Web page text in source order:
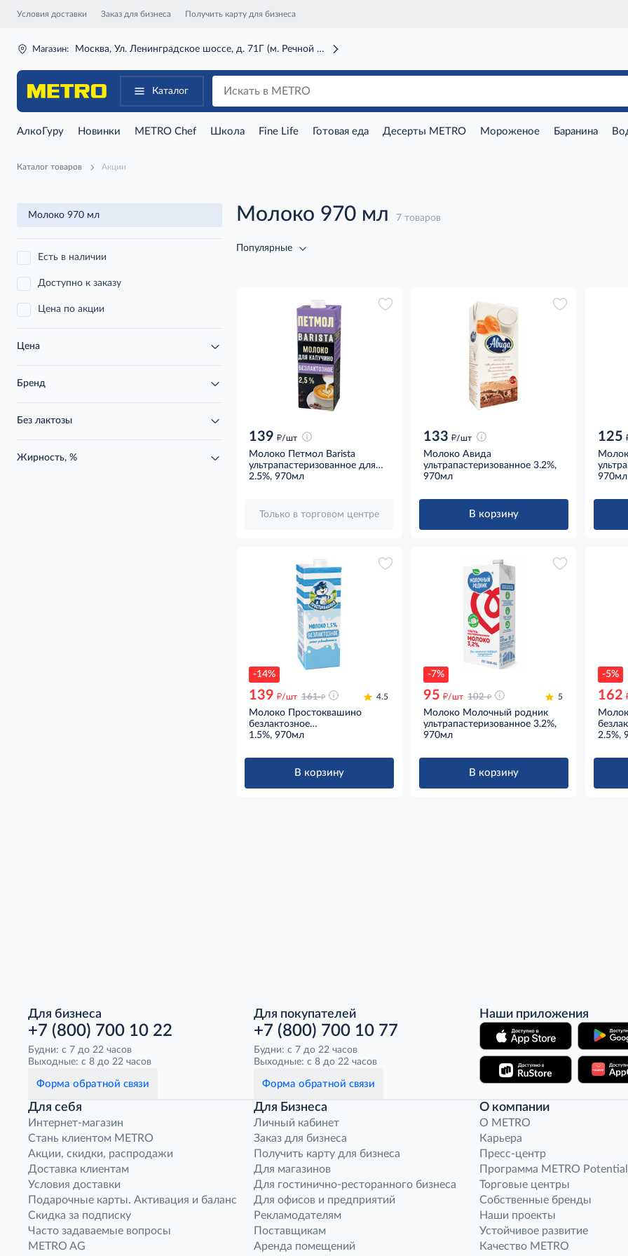
Условия доставки Заказ для бизнеса Получить карту для бизнеса
Магазин: Москва, Ул. Ленинградское шоссе, д. 71Г (м. Речной вокзал)
Каталог
АлкоГуру Новинки METRO Chef Школа Fine Life Готовая еда Десерты METRO Мороженое Баранина
Каталог товаров Акции
Молоко 970 мл
Есть в наличии
Доступно к заказу
Цена по акции
Цена
Бренд
Без лактозы
Жирность, %
Молоко 970 мл 7 товаров
Популярные
139 д/шт
Молоко Петмол Barista
ультрапастеризованное для
капучино безлактозное 2.5%,
2.5%, 970мл
Только в торговом центре
133 д/шт
Молоко Авида
ультрапастеризованное 3.2%,
970мл
В корзину
125
970мл
-14%
139 д/шт 161 д 4.5
Молоко Простоквашино
безлактозное
ультрапастеризованное 1.5%,
1.5%, 970мл
В корзину
-7%
95 д/шт 102 д 5
Молоко Молочный родник
ультрапастеризованное 3.2%,
970мл
В корзину
-5%
162
2.5%,
Для бизнеса
+7 (800) 700 10 22
Будни: с 7 до 22 часов
Выходные: с 8 до 22 часов
Форма обратной связи
Для покупателей
+7 (800) 700 10 77
Будни: с 7 до 22 часов
Выходные: с 8 до 22 часов
Форма обратной связи
Наши приложения
Для себя
Интернет-магазин
Стань клиентом METRO
Акции, скидки, распродажи
Доставка клиентам
Условия доставки
Подарочные карты. Активация и баланс
Скидка за подписку
Часто задаваемые вопросы
METRO AG
Для Бизнеса
Личный кабинет
Заказ для бизнеса
Получить карту для бизнеса
Для магазинов
Для гостинично-ресторанного бизнеса
Для офисов и предприятий
Рекламодателям
Поставщикам
Аренда помещений
О компании
O METRO
Карьера
Пресс-центр
Программа METRO
Торговые центры
Собственные бренды
Наши проекты
Устойчивое развитие
Качество METRO